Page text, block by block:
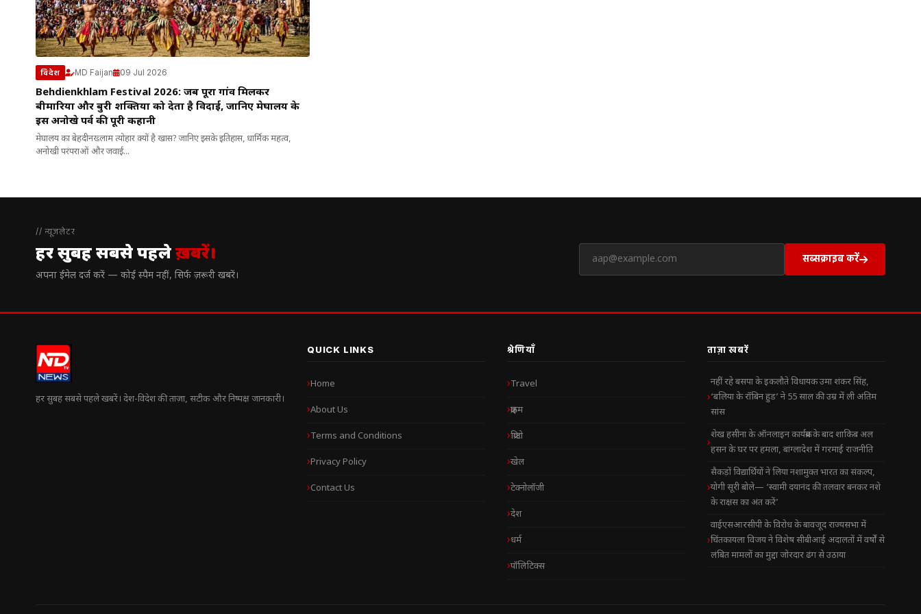
विदेश MD Faijan 09 Jul 2026
Behdienkhlam Festival 2026: जब पूरा गांव मिलकर
बीमारियों और बुरी शक्तियों को देता है विदाई, जानिए मेघालय के
इस अनोखे पर्व की पूरी कहानी
मेघालय का बेहदीनख्लाम त्योहार क्यों है खास? जानिए इसके इतिहास, धार्मिक महत्व,
अनोखी परंपराओं और जवाई...
// न्यूज़लेटर
हर सुबह सबसे पहलेख़बरें।
अपना ईमेल दर्ज करें — कोई स्पैम नहीं, सिर्फ ज़रूरी खबरें।
सब्सक्राइब करें
हर सुबह सबसे पहले खबरें। देश-विदेश की ताज़ा, सटीक और निष्पक्ष जानकारी।
QUICK LINKS
Home
About Us
Terms and Conditions
Privacy Policy
Contact Us
श्रेणियाँ
Travel
क्राइम
क्रिप्टो
खेल
टेक्नोलॉजी
देश
धर्म
पॉलिटिक्स
ताज़ा खबरें
नहीं रहे बसपा के इकलौते विधायक उमा शंकर सिंह,
‘बलिया के रॉबिन हुड’ ने 55 साल की उम्र में ली अंतिम
सांस
शेख हसीना के ऑनलाइन कार्यक्रम के बाद शाकिब अल
हसन के घर पर हमला, बांग्लादेश में गरमाई राजनीति
सैकड़ों विद्यार्थियों ने लिया नशामुक्त भारत का संकल्प,
योगी सूरी बोले— ‘स्वामी दयानंद की तलवार बनकर नशे
के राक्षस का अंत करें’
वाईएसआरसीपी के विरोध के बावजूद राज्यसभा में
चिंतकायला विजय ने विशेष सीबीआई अदालतों में वर्षों से
लंबित मामलों का मुद्दा जोरदार ढंग से उठाया